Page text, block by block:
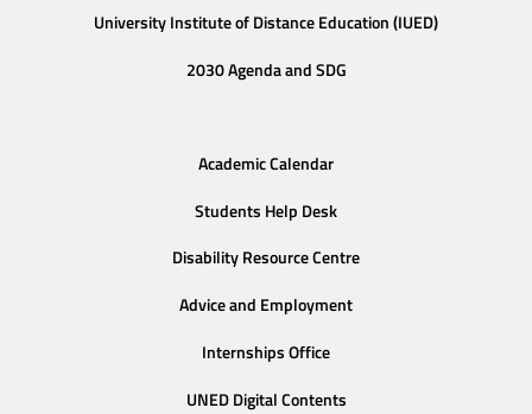
University Institute of Distance Education (IUED)
2030 Agenda and SDG
Academic Calendar
Students Help Desk
Disability Resource Centre
Advice and Employment
Internships Office
UNED Digital Contents